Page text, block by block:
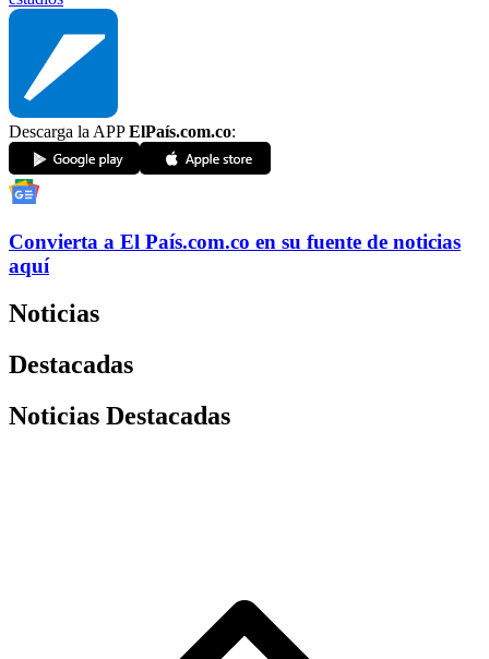
Descarga la APPElPaís.com.co:
Convierta a El País.com.co en su fuente de noticias
aquí
Noticias
Destacadas
Noticias Destacadas